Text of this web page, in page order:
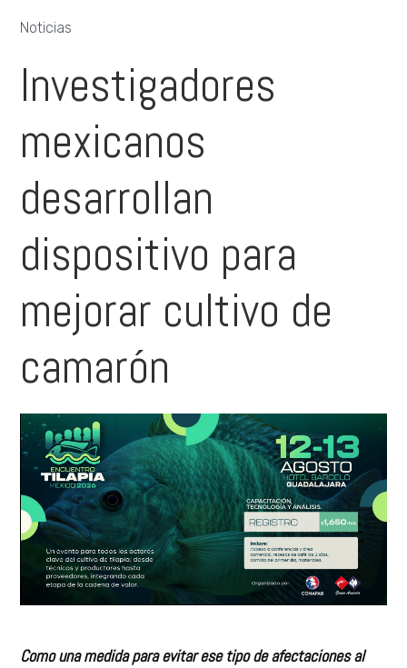
Noticias
Investigadores
mexicanos
desarrollan
dispositivo para
mejorar cultivo de
camarón
Como una medida para evitar ese tipo de afectaciones al